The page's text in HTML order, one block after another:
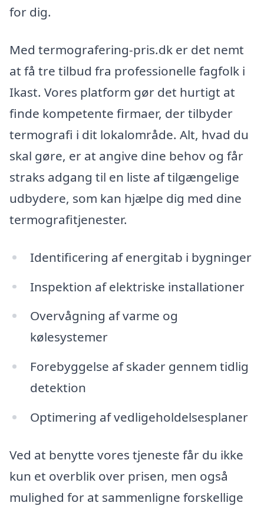
for dig.
Med termografering-pris.dk er det nemt
at få tre tilbud fra professionelle fagfolk i
Ikast. Vores platform gør det hurtigt at
finde kompetente firmaer, der tilbyder
termografi i dit lokalområde. Alt, hvad du
skal gøre, er at angive dine behov og får
straks adgang til en liste af tilgængelige
udbydere, som kan hjælpe dig med dine
termografitjenester.
Identificering af energitab i bygninger
Inspektion af elektriske installationer
Overvågning af varme og
kølesystemer
Forebyggelse af skader gennem tidlig
detektion
Optimering af vedligeholdelsesplaner
Ved at benytte vores tjeneste får du ikke
kun et overblik over prisen, men også
mulighed for at sammenligne forskellige